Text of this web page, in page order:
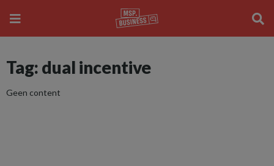
Tag: dual incentive
Geen content